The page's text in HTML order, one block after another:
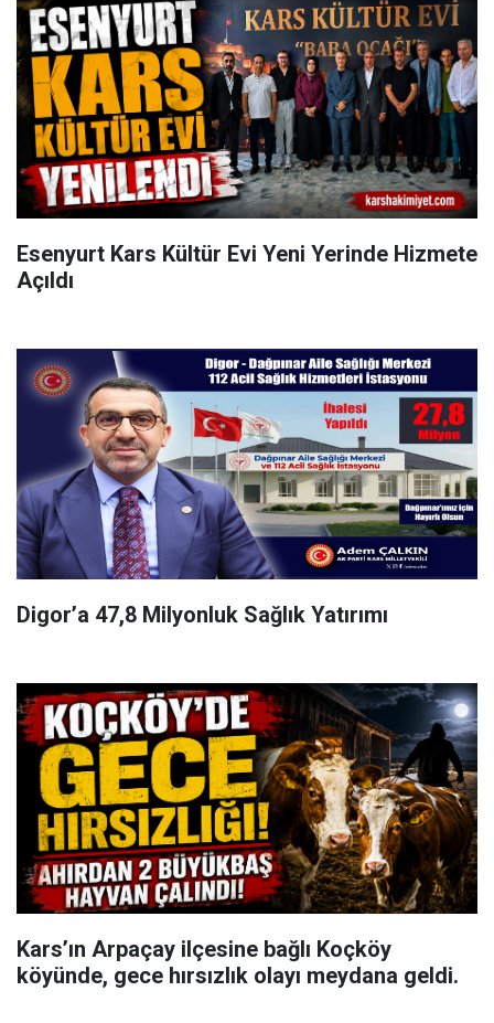
Esenyurt Kars Kültür Evi Yeni Yerinde Hizmete
Açıldı
Digor’a 47,8 Milyonluk Sağlık Yatırımı
Kars’ın Arpaçay ilçesine bağlı Koçköy
köyünde, gece hırsızlık olayı meydana geldi.